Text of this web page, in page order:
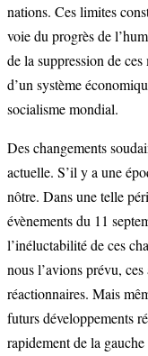
nations. Ces limites
voie du progrès de
de la suppression de
d’un système
socialisme mondial.
Des changements
actuelle. S’il y a une
nôtre. Dans une telle
évènements du 11
l’inéluctabilité de ces
nous l’avions prévu, ces
réactionnaires. Mais
futurs développements
rapidement de la